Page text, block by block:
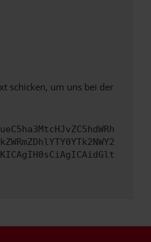
schicken, um uns bei der